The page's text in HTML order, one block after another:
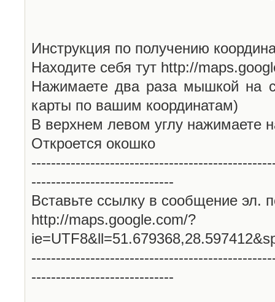
Инструкция по получению
Находите себя тут http://
Нажимаете два раза мышкой на
карты по вашим координатам)
В верхнем левом углу нажимаете
Откроется окошко
-----------------------------
Вставьте ссылку в сообщение эл.
http://maps.google.com/?
-----------------------------